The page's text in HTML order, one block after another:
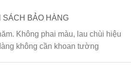
SÁCH BẢO HÀNG
Không phai màu, lau chùi hiệu
không cần khoan tường